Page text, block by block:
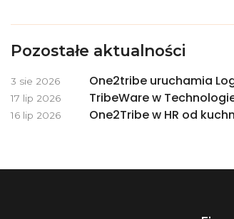
Pozostałe aktualności
3 sie 2026 One2tribe uruchamia
17 lip 2026 TribeWare w
16 lip 2026 One2Tribe w HR od